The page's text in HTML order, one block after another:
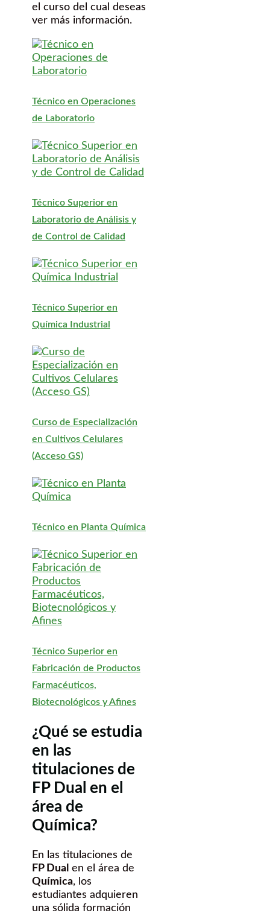
el curso del cual deseas
ver más información.
Técnico en Operaciones
de Laboratorio
Técnico Superior en
Laboratorio de Análisis y
de Control de Calidad
Técnico Superior en
Química Industrial
Curso de Especialización
en Cultivos Celulares
(Acceso GS)
Técnico en Planta Química
Técnico Superior en
Fabricación de Productos
Farmacéuticos,
Biotecnológicos y Afines
¿Qué se estudia
en las
titulaciones de
FP Dual en el
área de
Química?
En las titulaciones de
FP Dual en el área de
Química, los
estudiantes adquieren
una sólida formación